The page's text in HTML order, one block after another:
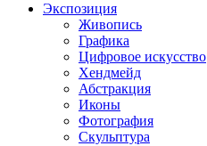
Экспозиция
Живопись
Графика
Цифровое искусство
Хендмейд
Абстракция
Иконы
Фотография
Скульптура